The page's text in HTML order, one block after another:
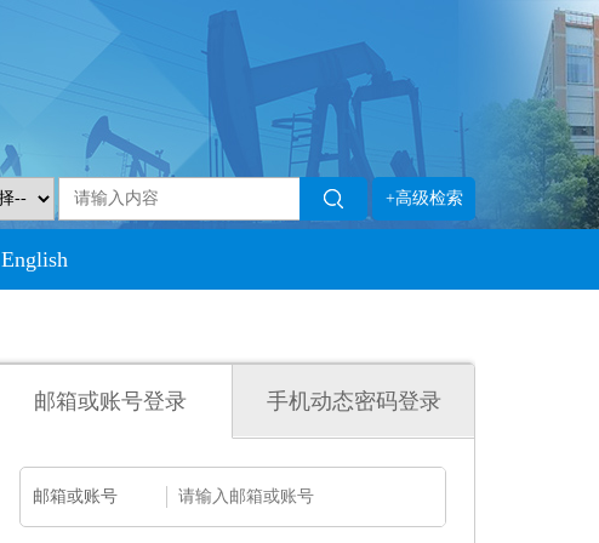
+高级检索
English
邮箱或账号登录 手机动态密码登录
邮箱或账号